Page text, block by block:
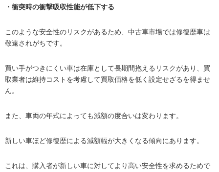
・衝突時の衝撃吸収性能が低下する
このような安全性のリスクがあるため、中古車市場では修復歴車は
敬遠されがちです。
買い手がつきにくい車は在庫として長期間抱えるリスクがあり、買
取業者は維持コストを考慮して買取価格を低く設定せざるを得ませ
ん。
また、車両の年式によっても減額の度合いは変わります。
新しい車ほど修復歴による減額幅が大きくなる傾向にあります。
これは、購入者が新しい車に対してより高い安全性を求めるためで